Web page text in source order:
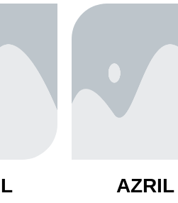
AZRIL